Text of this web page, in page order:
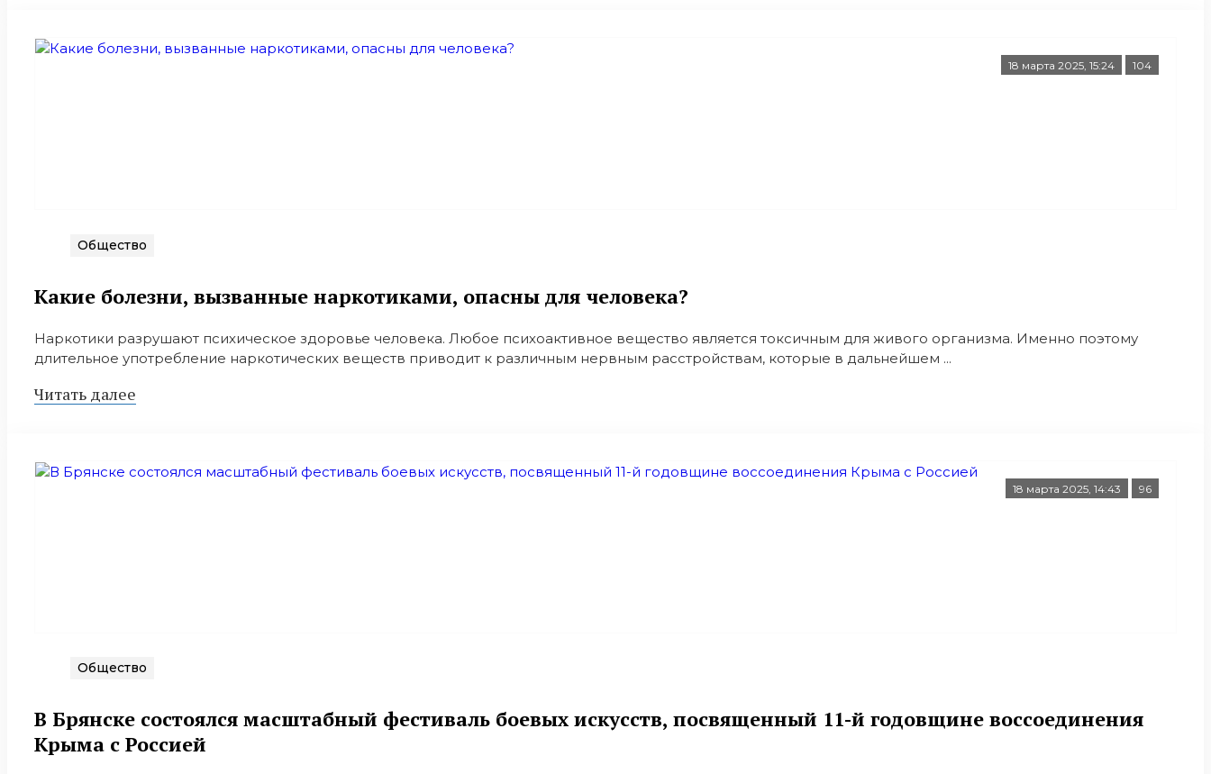
18 марта 2025, 15:24 104
Общество
Какие болезни, вызванные наркотиками, опасны для человека?
Наркотики разрушают психическое здоровье человека. Любое психоактивное вещество является токсичным для живого организма. Именно поэтому
длительное употребление наркотических веществ приводит к различным нервным расстройствам, которые в дальнейшем ...
Читать далее
18 марта 2025, 14:43 96
Общество
В Брянске состоялся масштабный фестиваль боевых искусств, посвященный 11-й годовщине воссоединения
Крыма с Россией